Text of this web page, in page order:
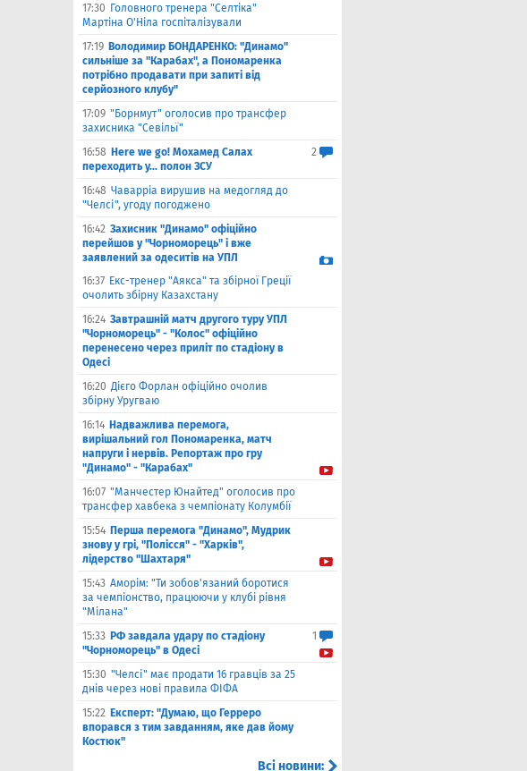
17:30 Головного тренера "Селтіка"
Мартіна О'Ніла госпіталізували
17:19 Володимир БОНДАРЕНКО: "Динамо"
сильніше за "Карабах", а Пономаренка
потрібно продавати при запиті від
серйозного клубу"
17:09 "Борнмут" оголосив про трансфер
захисника "Севільї"
16:58 Here we go! Мохамед Салах
переходить у... полон ЗСУ
2
16:48 Чаварріа вирушив на медогляд до
"Челсі", угоду погоджено
16:42 Захисник "Динамо" офіційно
перейшов у "Чорноморець" і вже
заявлений за одеситів на УПЛ
16:37 Екс-тренер "Аякса" та збірної Греції
очолить збірну Казахстану
16:24 Завтрашній матч другого туру УПЛ
"Чорноморець" - "Колос" офіційно
перенесено через приліт по стадіону в
Одесі
16:20 Дієго Форлан офіційно очолив
збірну Уругваю
16:14 Надважлива перемога,
вирішальний гол Пономаренка, матч
напруги і нервів. Репортаж про гру
"Динамо" - "Карабах"
16:07 "Манчестер Юнайтед" оголосив про
трансфер хавбека з чемпіонату Колумбії
15:54 Перша перемога "Динамо", Мудрик
знову у грі, "Полісся" - "Харків",
лідерство "Шахтаря"
15:43 Аморім: "Ти зобов'язаний боротися
за чемпіонство, працюючи у клубі рівня
"Мілана"
15:33 РФ завдала удару по стадіону
"Чорноморець" в Одесі
1
15:30 "Челсі" має продати 16 гравців за 25
днів через нові правила ФІФА
15:22 Експерт: "Думаю, що Герреро
впорався з тим завданням, яке дав йому
Костюк"
Всі новини: